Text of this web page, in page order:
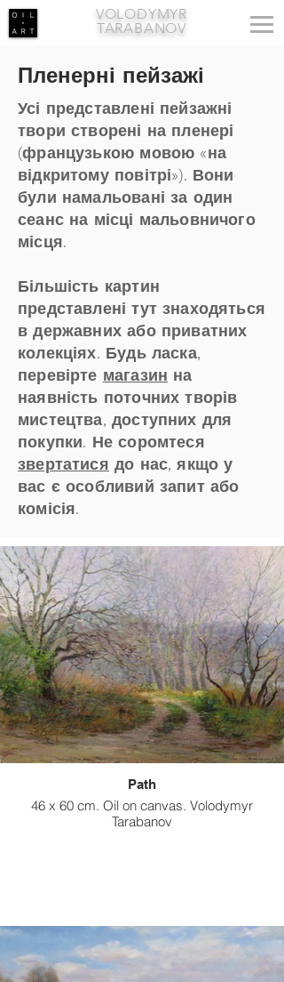
VOLODYMYR
TARABANOV
Пленерні пейзажі
Усі представлені пейзажні
твори створені на пленері
(французькою мовою «на
відкритому повітрі»). Вони
були намальовані за один
сеанс на місці мальовничого
місця.
Більшість картин
представлені тут знаходяться
в державних або приватних
колекціях. Будь ласка,
перевірте магазин на
наявність поточних творів
мистецтва, доступних для
покупки. Не соромтеся
звертатися до нас, якщо у
вас є особливий запит або
комісія.
Path
46 x 60 cm. Oil on canvas. Volodymyr
Tarabanov